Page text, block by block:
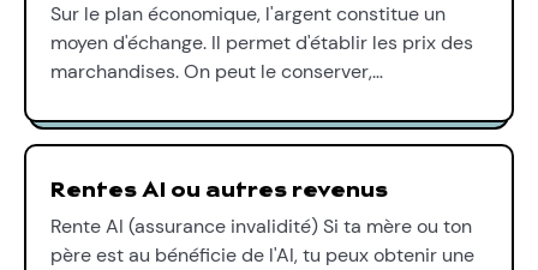
Sur le plan économique, l'argent constitue un
moyen d'échange. Il permet d'établir les prix des
marchandises. On peut le conserver,…
Rentes AI ou autres revenus
Rente AI (assurance invalidité) Si ta mère ou ton
père est au bénéficie de l'AI, tu peux obtenir une